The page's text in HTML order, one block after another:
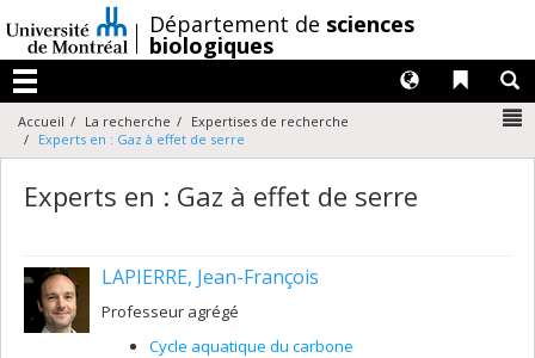
au
contenu
/Département de sciences
biologiques
Menu
Liens
Langues
Accueil La recherche
Expertises de recherche
Experts en : Gaz à effet de serre
Experts en : Gaz à effet de serre
LAPIERRE, Jean-François
Professeur agrégé
Cycle aquatique du carbone